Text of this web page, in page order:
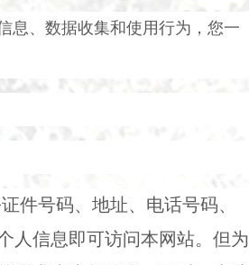
息、数据收集和使用行为，您一
件号码、地址、电话号码、
人信息即可访问本网站。但为